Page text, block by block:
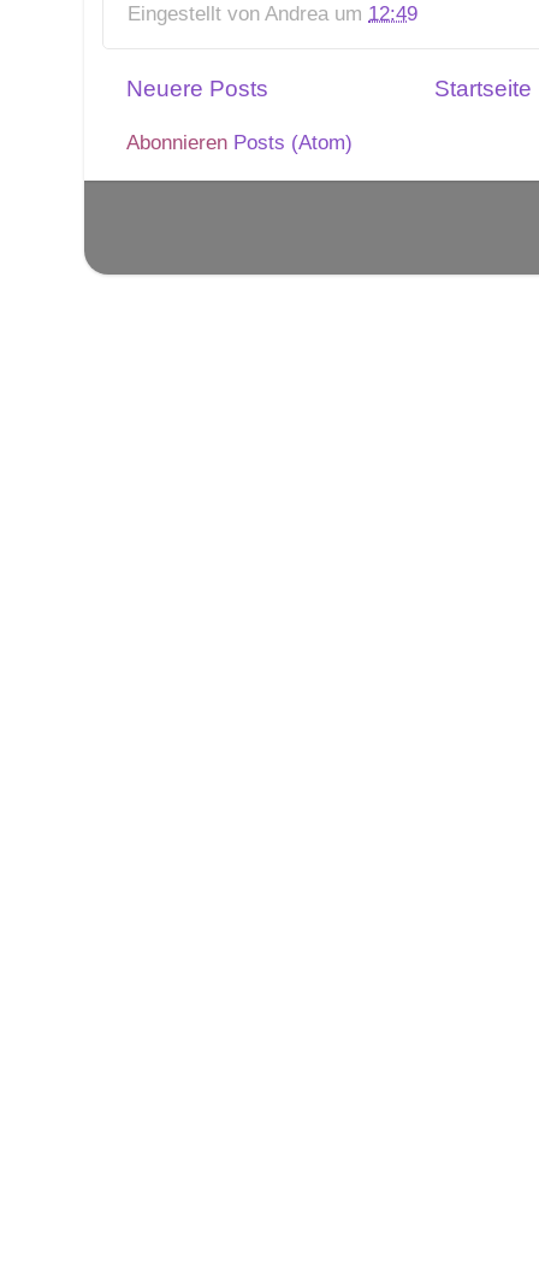
Eingestellt von Andrea um 12:49
Neuere Posts Startseite
Abonnieren Posts (Atom)